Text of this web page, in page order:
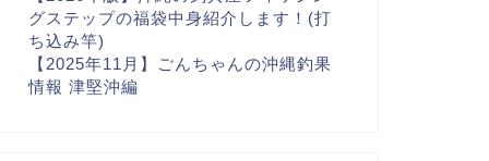
グステップの福袋中身紹介します！(打
ち込み竿)
【2025年11月】ごんちゃんの沖縄釣果
情報 津堅沖編